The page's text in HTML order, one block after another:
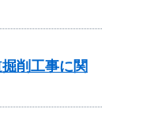
削工事に関